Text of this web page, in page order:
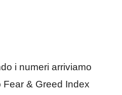
i numeri arriviamo
Fear & Greed Index